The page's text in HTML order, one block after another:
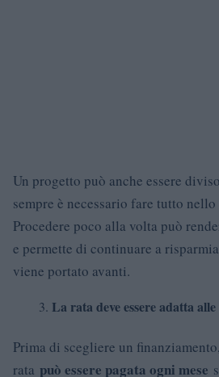
Un progetto può anche essere
sempre è necessario fare tutto nello
Procedere poco alla volta può
e permette di continuare a
viene portato avanti.
La rata deve essere adatta
Prima di scegliere un
rata può essere pagata ogni mese